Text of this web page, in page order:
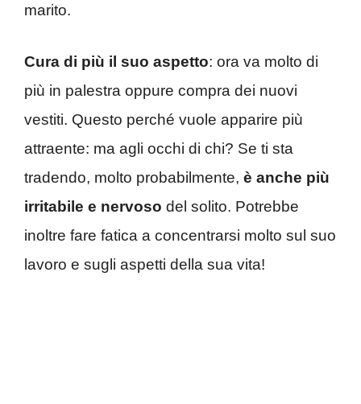
marito.
Cura di più il suo aspetto: ora va molto di
più in palestra oppure compra dei nuovi
vestiti. Questo perché vuole apparire più
attraente: ma agli occhi di chi? Se ti sta
tradendo, molto probabilmente, è anche più
irritabile e nervoso del solito. Potrebbe
inoltre fare fatica a concentrarsi molto sul suo
lavoro e sugli aspetti della sua vita!